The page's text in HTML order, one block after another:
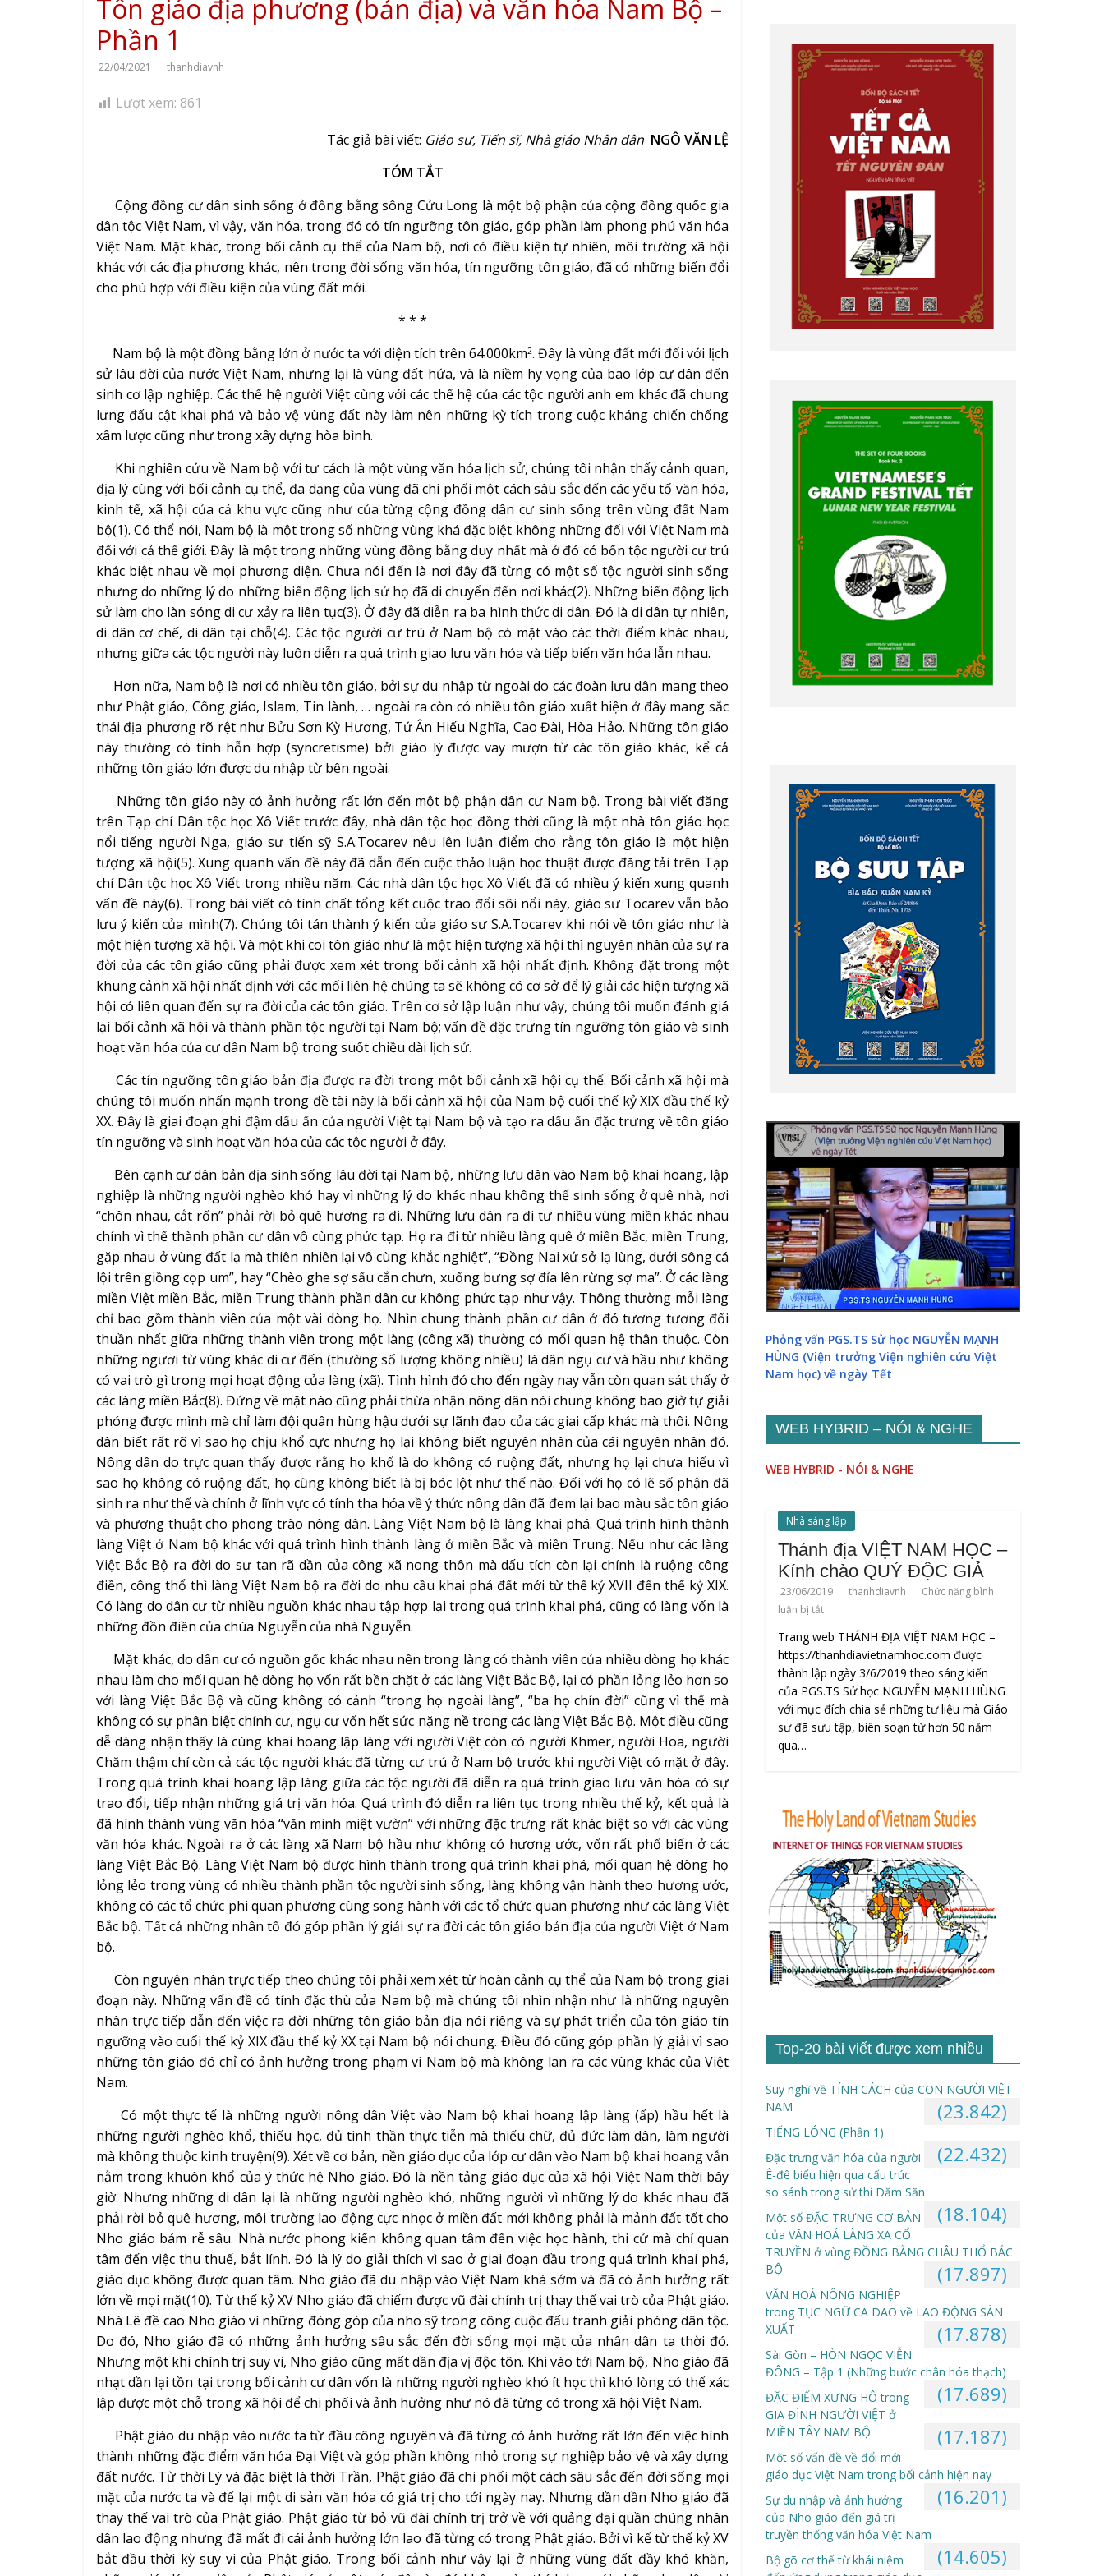
Tôn giáo địa phương (bản địa) và văn hóa Nam Bộ –
Phần 1
22/04/2021 thanhdiavnh
Lượt xem: 861
Tác giả bài viết: Giáo sư, Tiến sĩ, Nhà giáo Nhân dân NGÔ VĂN LỆ
TÓM TẮT
Cộng đồng cư dân sinh sống ở đồng bằng sông Cửu Long là một bộ phận của cộng đồng quốc gia
dân tộc Việt Nam, vì vậy, văn hóa, trong đó có tín ngưỡng tôn giáo, góp phần làm phong phú văn hóa
Việt Nam. Mặt khác, trong bối cảnh cụ thể của Nam bộ, nơi có điều kiện tự nhiên, môi trường xã hội
khác với các địa phương khác, nên trong đời sống văn hóa, tín ngưỡng tôn giáo, đã có những biến đổi
cho phù hợp với điều kiện của vùng đất mới.
* * *
Nam bộ là một đồng bằng lớn ở nước ta với diện tích trên 64.000km2. Đây là vùng đất mới đối với lịch
sử lâu đời của nước Việt Nam, nhưng lại là vùng đất hứa, và là niềm hy vọng của bao lớp cư dân đến
sinh cơ lập nghiệp. Các thế hệ người Việt cùng với các thế hệ của các tộc người anh em khác đã chung
lưng đấu cật khai phá và bảo vệ vùng đất này làm nên những kỳ tích trong cuộc kháng chiến chống
xâm lược cũng như trong xây dựng hòa bình.
Khi nghiên cứu về Nam bộ với tư cách là một vùng văn hóa lịch sử, chúng tôi nhận thấy cảnh quan,
địa lý cùng với bối cảnh cụ thể, đa dạng của vùng đã chi phối một cách sâu sắc đến các yếu tố văn hóa,
kinh tế, xã hội của cả khu vực cũng như của từng cộng đồng dân cư sinh sống trên vùng đất Nam
bộ(1). Có thể nói, Nam bộ là một trong số những vùng khá đặc biệt không những đối với Việt Nam mà
đối với cả thế giới. Đây là một trong những vùng đồng bằng duy nhất mà ở đó có bốn tộc người cư trú
khác biệt nhau về mọi phương diện. Chưa nói đến là nơi đây đã từng có một số tộc người sinh sống
nhưng do những lý do những biến động lịch sử họ đã di chuyển đến nơi khác(2). Những biến động lịch
sử làm cho làn sóng di cư xảy ra liên tục(3). Ở đây đã diễn ra ba hình thức di dân. Đó là di dân tự nhiên,
di dân cơ chế, di dân tại chỗ(4). Các tộc người cư trú ở Nam bộ có mặt vào các thời điểm khác nhau,
nhưng giữa các tộc người này luôn diễn ra quá trình giao lưu văn hóa và tiếp biến văn hóa lẫn nhau.
Hơn nữa, Nam bộ là nơi có nhiều tôn giáo, bởi sự du nhập từ ngoài do các đoàn lưu dân mang theo
như Phật giáo, Công giáo, Islam, Tin lành, … ngoài ra còn có nhiều tôn giáo xuất hiện ở đây mang sắc
thái địa phương rõ rệt như Bửu Sơn Kỳ Hương, Tứ Ân Hiếu Nghĩa, Cao Đài, Hòa Hảo. Những tôn giáo
này thường có tính hỗn hợp (syncretisme) bởi giáo lý được vay mượn từ các tôn giáo khác, kể cả
những tôn giáo lớn được du nhập từ bên ngoài.
Những tôn giáo này có ảnh hưởng rất lớn đến một bộ phận dân cư Nam bộ. Trong bài viết đăng
trên Tạp chí Dân tộc học Xô Viết trước đây, nhà dân tộc học đồng thời cũng là một nhà tôn giáo học
nổi tiếng người Nga, giáo sư tiến sỹ S.A.Tocarev nêu lên luận điểm cho rằng tôn giáo là một hiện
tượng xã hội(5). Xung quanh vấn đề này đã dẫn đến cuộc thảo luận học thuật được đăng tải trên Tạp
chí Dân tộc học Xô Viết trong nhiều năm. Các nhà dân tộc học Xô Viết đã có nhiều ý kiến xung quanh
vấn đề này(6). Trong bài viết có tính chất tổng kết cuộc trao đổi sôi nổi này, giáo sư Tocarev vẫn bảo
lưu ý kiến của mình(7). Chúng tôi tán thành ý kiến của giáo sư S.A.Tocarev khi nói về tôn giáo như là
một hiện tượng xã hội. Và một khi coi tôn giáo như là một hiện tượng xã hội thì nguyên nhân của sự ra
đời của các tôn giáo cũng phải được xem xét trong bối cảnh xã hội nhất định. Không đặt trong một
khung cảnh xã hội nhất định với các mối liên hệ chúng ta sẽ không có cơ sở để lý giải các hiện tượng xã
hội có liên quan đến sự ra đời của các tôn giáo. Trên cơ sở lập luận như vậy, chúng tôi muốn đánh giá
lại bối cảnh xã hội và thành phần tộc người tại Nam bộ; vấn đề đặc trưng tín ngưỡng tôn giáo và sinh
hoạt văn hóa của cư dân Nam bộ trong suốt chiều dài lịch sử.
Các tín ngưỡng tôn giáo bản địa được ra đời trong một bối cảnh xã hội cụ thể. Bối cảnh xã hội mà
chúng tôi muốn nhấn mạnh trong đề tài này là bối cảnh xã hội của Nam bộ cuối thế kỷ XIX đầu thế kỷ
XX. Đây là giai đoạn ghi đậm dấu ấn của người Việt tại Nam bộ và tạo ra dấu ấn đặc trưng về tôn giáo
tín ngưỡng và sinh hoạt văn hóa của các tộc người ở đây.
Bên cạnh cư dân bản địa sinh sống lâu đời tại Nam bộ, những lưu dân vào Nam bộ khai hoang, lập
nghiệp là những người nghèo khó hay vì những lý do khác nhau không thể sinh sống ở quê nhà, nơi
“chôn nhau, cắt rốn” phải rời bỏ quê hương ra đi. Những lưu dân ra đi tư nhiều vùng miền khác nhau
chính vì thế thành phần cư dân vô cùng phức tạp. Họ ra đi từ nhiều làng quê ở miền Bắc, miền Trung,
gặp nhau ở vùng đất lạ mà thiên nhiên lại vô cùng khắc nghiệt”, “Đồng Nai xứ sở lạ lùng, dưới sông cá
lội trên giồng cọp um”, hay “Chèo ghe sợ sấu cắn chưn, xuống bưng sợ đỉa lên rừng sợ ma”. Ở các làng
miền Việt miền Bắc, miền Trung thành phần dân cư không phức tạp như vậy. Thông thường mỗi làng
chỉ bao gồm thành viên của một vài dòng họ. Nhìn chung thành phần cư dân ở đó tương tương đối
thuần nhất giữa những thành viên trong một làng (công xã) thường có mối quan hệ thân thuộc. Còn
những ngươi từ vùng khác di cư đến (thường số lượng không nhiều) là dân ngụ cư và hầu như không
có vai trò gì trong mọi hoạt động của làng (xã). Tình hình đó cho đến ngày nay vẫn còn quan sát thấy ở
các làng miền Bắc(8). Đứng về mặt nào cũng phải thừa nhận nông dân nói chung không bao giờ tự giải
phóng được mình mà chỉ làm đội quân hùng hậu dưới sự lãnh đạo của các giai cấp khác mà thôi. Nông
dân biết rất rõ vì sao họ chịu khổ cực nhưng họ lại không biết nguyên nhân của cái nguyên nhân đó.
Nông dân do trực quan thấy được rằng họ khổ là do không có ruộng đất, nhưng họ lại chưa hiểu vì
sao họ không có ruộng đất, họ cũng không biết là bị bóc lột như thế nào. Đối với họ có lẽ số phận đã
sinh ra như thế và chính ở lĩnh vực có tính tha hóa về ý thức nông dân đã đem lại bao màu sắc tôn giáo
và phương thuật cho phong trào nông dân. Làng Việt Nam bộ là làng khai phá. Quá trình hình thành
làng Việt ở Nam bộ khác với quá trình hình thành làng ở miền Bắc và miền Trung. Nếu như các làng
Việt Bắc Bộ ra đời do sự tan rã dần của công xã nong thôn mà dấu tích còn lại chính là ruộng công
điền, công thổ thì làng Việt Nam bộ ra đời do nhu cầu khai phá đất mới từ thế kỷ XVII đến thế kỷ XIX.
Có làng do dân cư từ nhiều nguồn khác nhau tập hợp lại trong quá trình khai phá, cũng có làng vốn là
những đồn điền của chúa Nguyễn của nhà Nguyễn.
Mặt khác, do dân cư có nguồn gốc khác nhau nên trong làng có thành viên của nhiều dòng họ khác
nhau làm cho mối quan hệ dòng họ vốn rất bền chặt ở các làng Việt Bắc Bộ, lại có phần lỏng lẻo hơn so
với làng Việt Bắc Bộ và cũng không có cảnh “trong họ ngoài làng”, “ba họ chín đời” cũng vì thế mà
không có sự phân biệt chính cư, ngụ cư vốn hết sức nặng nề trong các làng Việt Bắc Bộ. Một điều cũng
dễ dàng nhận thấy là cùng khai hoang lập làng với người Việt còn có người Khmer, người Hoa, người
Chăm thậm chí còn cả các tộc người khác đã từng cư trú ở Nam bộ trước khi người Việt có mặt ở đây.
Trong quá trình khai hoang lập làng giữa các tộc người đã diễn ra quá trình giao lưu văn hóa có sự
trao đổi, tiếp nhận những giá trị văn hóa. Quá trình đó diễn ra liên tục trong nhiều thế kỷ, kết quả là
đã hình thành vùng văn hóa “văn minh miệt vườn” với những đặc trưng rất khác biệt so với các vùng
văn hóa khác. Ngoài ra ở các làng xã Nam bộ hầu như không có hương ước, vốn rất phổ biến ở các
làng Việt Bắc Bộ. Làng Việt Nam bộ được hình thành trong quá trình khai phá, mối quan hệ dòng họ
lỏng lẻo trong vùng có nhiều thành phần tộc người sinh sống, làng không vận hành theo hương ước,
không có các tổ chức phi quan phương cùng song hành với các tổ chức quan phương như các làng Việt
Bắc bộ. Tất cả những nhân tố đó góp phần lý giải sự ra đời các tôn giáo bản địa của người Việt ở Nam
bộ.
Còn nguyên nhân trực tiếp theo chúng tôi phải xem xét từ hoàn cảnh cụ thể của Nam bộ trong giai
đoạn này. Những vấn đề có tính đặc thù của Nam bộ mà chúng tôi nhìn nhận như là những nguyên
nhân trực tiếp dẫn đến việc ra đời những tôn giáo bản địa nói riêng và sự phát triển của tôn giáo tín
ngưỡng vào cuối thế kỷ XIX đầu thế kỷ XX tại Nam bộ nói chung. Điều đó cũng góp phần lý giải vì sao
những tôn giáo đó chỉ có ảnh hưởng trong phạm vi Nam bộ mà không lan ra các vùng khác của Việt
Nam.
Có một thực tế là những người nông dân Việt vào Nam bộ khai hoang lập làng (ấp) hầu hết là
những người nghèo khổ, thiếu học, đủ tinh thần thực tiễn mà thiếu chữ, đủ đức làm dân, làm người
mà không thuộc kinh truyện(9). Xét về cơ bản, nền giáo dục của lớp cư dân vào Nam bộ khai hoang vẫn
nằm trong khuôn khổ của ý thức hệ Nho giáo. Đó là nền tảng giáo dục của xã hội Việt Nam thời bây
giờ. Nhưng những di dân lại là những người nghèo khó, những người vì những lý do khác nhau đã
phải rời bỏ quê hương, môi trường lao động cực nhọc ở miền đất mới không phải là mảnh đất tốt cho
Nho giáo bám rễ sâu. Nhà nước phong kiến không quan tâm đến việc học hành, thi cử mà chỉ quan
tâm đến việc thu thuế, bắt lính. Đó là lý do giải thích vì sao ở giai đoạn đầu trong quá trình khai phá,
giáo dục không được quan tâm. Nho giáo đã du nhập vào Việt Nam khá sớm và đã có ảnh hưởng rất
lớn về mọi mặt(10). Từ thế kỷ XV Nho giáo đã chiếm được vũ đài chính trị thay thế vai trò của Phật giáo.
Nhà Lê đề cao Nho giáo vì những đóng góp của nho sỹ trong công cuộc đấu tranh giải phóng dân tộc.
Do đó, Nho giáo đã có những ảnh hưởng sâu sắc đến đời sống mọi mặt của nhân dân ta thời đó.
Nhưng một khi chính trị suy vi, Nho giáo cũng mất dần địa vị độc tôn. Khi vào tới Nam bộ, Nho giáo đã
nhạt dần lại tồn tại trong bối cảnh cư dân vốn là những người nghèo khó ít học thì khó lòng có thể xác
lập được một chỗ trong xã hội để chi phối và ảnh hưởng như nó đã từng có trong xã hội Việt Nam.
Phật giáo du nhập vào nước ta từ đầu công nguyên và đã từng có ảnh hưởng rất lớn đến việc hình
thành những đặc điểm văn hóa Đại Việt và góp phần không nhỏ trong sự nghiệp bảo vệ và xây dựng
đất nước. Từ thời Lý và đặc biệt là thời Trần, Phật giáo đã chi phối một cách sâu sắc đến đời sống mọi
mặt của nước ta và để lại một di sản văn hóa có giá trị cho tới ngày nay. Nhưng dần dần Nho giáo đã
thay thế vai trò của Phật giáo. Phật giáo từ bỏ vũ đài chính trị trở về với quảng đại quần chúng nhân
dân lao động nhưng đã mất đi cái ảnh hưởng lớn lao đã từng có trong Phật giáo. Bởi vì kể từ thế kỷ XV
bắt đầu thời kỳ suy vi của Phật giáo. Trong bối cảnh như vậy lại ở những vùng đất đầy khó khăn,
Phỏng vấn PGS.TS Sử học NGUYỄN MẠNH
HÙNG (Viện trưởng Viện nghiên cứu Việt
Nam học) về ngày Tết
WEB HYBRID – NÓI & NGHE
WEB HYBRID - NÓI & NGHE
Nhà sáng lập
Thánh địa VIỆT NAM HỌC –
Kính chào QUÝ ĐỘC GIẢ
23/06/2019 thanhdiavnh
Chức năng bình
luận bị tắt
Trang web THÁNH ĐỊA VIỆT NAM HỌC –
https://thanhdiavietnamhoc.com được
thành lập ngày 3/6/2019 theo sáng kiến
của PGS.TS Sử học NGUYỄN MẠNH HÙNG
với mục đích chia sẻ những tư liệu mà Giáo
sư đã sưu tập, biên soạn từ hơn 50 năm
qua…
Top-20 bài viết được xem nhiều
Suy nghĩ về TÍNH CÁCH của CON NGƯỜI VIỆT
NAM
(23.842)
TIẾNG LÓNG (Phần 1)
(22.432)
Đặc trưng văn hóa của người
Ê-đê biểu hiện qua cấu trúc
so sánh trong sử thi Dăm Săn
(18.104)
Một số ĐẶC TRƯNG CƠ BẢN
của VĂN HOÁ LÀNG XÃ CỔ
TRUYỀN ở vùng ĐỒNG BẰNG CHÂU THỔ BẮC
BỘ
(17.897)
VĂN HOÁ NÔNG NGHIỆP
trong TỤC NGỮ CA DAO về LAO ĐỘNG SẢN
XUẤT
(17.878)
Sài Gòn – HÒN NGỌC VIỄN
ĐÔNG – Tập 1 (Những bước chân hóa thạch)
(17.689)
ĐẶC ĐIỂM XƯNG HÔ trong
GIA ĐÌNH NGƯỜI VIỆT ở
MIỀN TÂY NAM BỘ
(17.187)
Một số vấn đề về đổi mới
giáo dục Việt Nam trong bối cảnh hiện nay
(16.201)
Sự du nhập và ảnh hưởng
của Nho giáo đến giá trị
truyền thống văn hóa Việt Nam
(14.605)
Bộ gõ cơ thể từ khái niệm